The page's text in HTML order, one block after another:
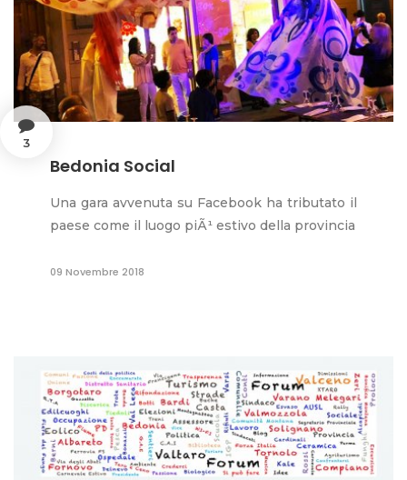
3
Bedonia Social
Una gara avvenuta su Facebook ha tributato il
paese come il luogo piÃ¹ estivo della provincia
09 Novembre 2018